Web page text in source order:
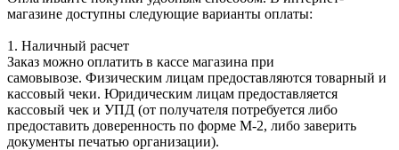
магазине доступны следующие варианты оплаты:
1. Наличный расчет
Заказ можно оплатить в кассе магазина при
самовывозе. Физическим лицам предоставляются товарный и
кассовый чеки. Юридическим лицам предоставляется
кассовый чек и УПД (от получателя потребуется либо
предоставить доверенность по форме М-2, либо заверить
документы печатью организации).